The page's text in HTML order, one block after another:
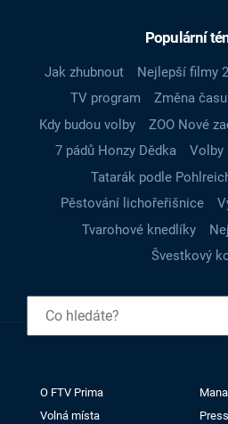
Populární
Jak zhubnout Nejlepší filmy
TV program
Změna času
Kdy budou volby
ZOO Nové
7 pádů Honzy Dědka
Volby
Tatarák podle
Pěstování lichořeřišnice
Tvarohové knedlíky
Švestkový
O FTV Prima
Volná místa
Press